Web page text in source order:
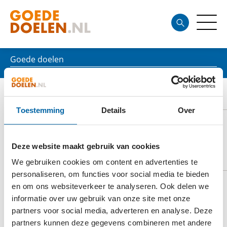
Toestemming Details Over
Deze website maakt gebruik van cookies
We gebruiken cookies om content en advertenties te
personaliseren, om functies voor social media te bieden
en om ons websiteverkeer te analyseren. Ook delen we
informatie over uw gebruik van onze site met onze
partners voor social media, adverteren en analyse. Deze
partners kunnen deze gegevens combineren met andere
Goede doelen
TEXELS MUSEUM
DOELSTELLING
De musea en zeehonden- en vogelopvang van
Stichting Texels Museum laten zo veel mogelijk